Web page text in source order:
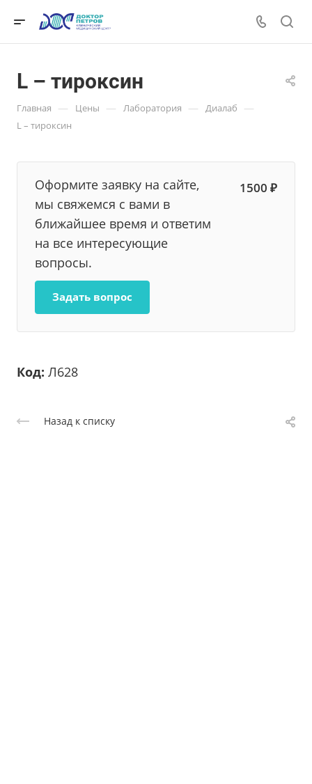
L – тироксин
Главная — Цены — Лаборатория — Диалаб —
L – тироксин
Оформите заявку на сайте,
мы свяжемся с вами в
ближайшее время и ответим
на все интересующие
вопросы.
1500 ₽
Задать вопрос
Код: Л628
Назад к списку